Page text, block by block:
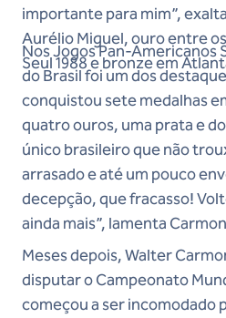
importante para mim”,
Aurélio Miguel, ouro entre
Seul 1988 e bronze em
Nos Jogos Pan-Americanos
do Brasil foi um dos
conquistou sete medalhas
quatro ouros, uma prata e
único brasileiro que não
arrasado e até um pouco
decepção, que fracasso!
ainda mais”, lamenta
Meses depois, Walter
disputar o Campeonato
começou a ser incomodado